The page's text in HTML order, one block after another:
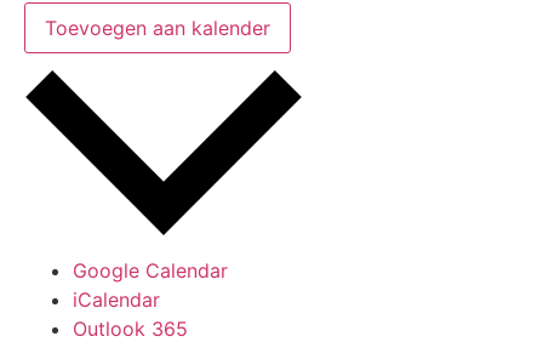
Toevoegen aan kalender
Google Calendar
iCalendar
Outlook 365